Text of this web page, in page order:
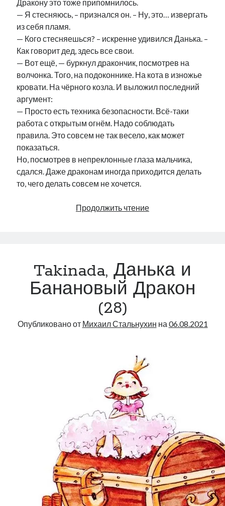
Дракону это тоже припомнилось.
— Я стесняюсь, – признался он. – Ну, это… извергать
из себя пламя.
— Кого стесняешься? – искренне удивился Данька. –
Как говорит дед, здесь все свои.
— Вот ещё, — буркнул дракончик, посмотрев на
волчонка. Того, на подоконнике. На кота в изножье
кровати. На чёрного козла. И выложил последний
аргумент:
— Просто есть техника безопасности. Всё-таки
работа с открытым огнём. Надо соблюдать
правила. Это совсем не так весело, как может
показаться.
Но, посмотрев в непреклонные глаза мальчика,
сдался. Даже драконам иногда приходится делать
то, чего делать совсем не хочется.
Продолжить чтениеTakinada,
(29)
Takinada, Данька и
Банановый Дракон
(28)
Опубликовано от Михаил Стальнухин на 06.08.2021